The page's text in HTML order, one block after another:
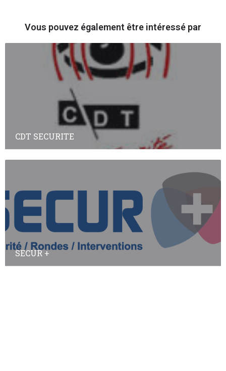
Vous pouvez également être intéressé par
CDT SECURITE
SECUR +